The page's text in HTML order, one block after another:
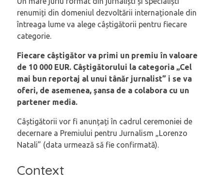
renumiți din domeniul dezvoltării internaționale din
întreaga lume va alege câștigătorii pentru fiecare
categorie.
Fiecare câștigător va primi un premiu în valoare
de 10 000 EUR. Câștigătorului la categoria „Cel
mai bun reportaj al unui tânăr jurnalist” i se va
oferi, de asemenea, șansa de a colabora cu un
partener media.
Câștigătorii vor fi anunțați în cadrul ceremoniei de
decernare a Premiului pentru Jurnalism „Lorenzo
Natali” (data urmează să fie confirmată).
Context